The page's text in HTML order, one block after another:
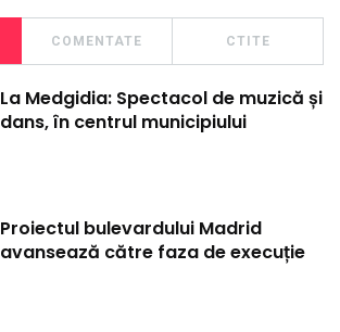
COMENTATE CTITE
La Medgidia: Spectacol de muzică și
dans, în centrul municipiului
Proiectul bulevardului Madrid
avansează către faza de execuție